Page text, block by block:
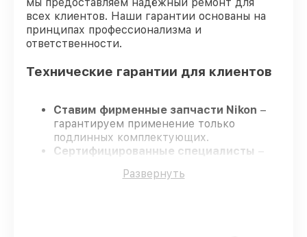
всех клиентов. Наши гарантии основаны на
принципах профессионализма и
ответственности.
Технические гарантии для клиентов
Ставим фирменные запчасти Nikon –
гарантируем применение только
подлинных комплектующих.
Сертифицированные специалисты –
обеспечивает надёжную работу
Развернуть